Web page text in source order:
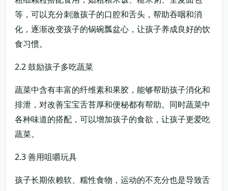
等，可以充分刺激孩子的口腔和舌头，帮助吞咽和消
化，逐渐改变孩子的锅碗瓢盆心，让孩子养成良好的饮
食习惯。
2.2 鼓励孩子多吃蔬菜
蔬菜中含有丰富的纤维素和果胶，能够帮助孩子消化和
排泄，对改善宝宝舌苔厚和便秘都有帮助。同时蔬菜中
各种味道的搭配，可以增加孩子的食欲，让孩子更爱吃
蔬菜。
2.3 善用咀嚼玩具
孩子长期依赖软、糯性食物，运动的不充分也是导致舌